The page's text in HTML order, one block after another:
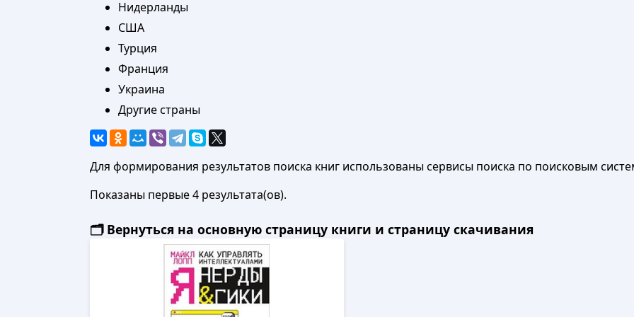
Нидерланды
США
Турция
Франция
Украина
Другие страны
Для формирования результатов поиска книг использованы сервисы поиска по поисковым
Показаны первые 4 результата(ов).
🗂️ Вернуться на основную страницу книги и страницу скачивания